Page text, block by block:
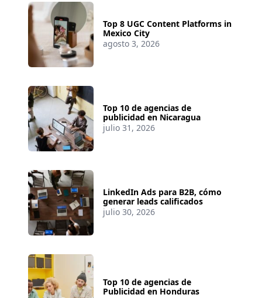
Top 8 UGC Content Platforms in
Mexico City
agosto 3, 2026
Top 10 de agencias de
publicidad en Nicaragua
julio 31, 2026
LinkedIn Ads para B2B, cómo
generar leads calificados
julio 30, 2026
Top 10 de agencias de
Publicidad en Honduras